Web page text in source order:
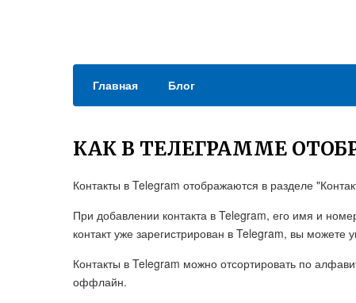
Главная Блог
КАК В ТЕЛЕГРАММЕ
Контакты в Telegram отображаются в разделе
При добавлении контакта в Telegram, его имя и
контакт уже зарегистрирован в Telegram, вы
Контакты в Telegram можно отсортировать по
оффлайн.